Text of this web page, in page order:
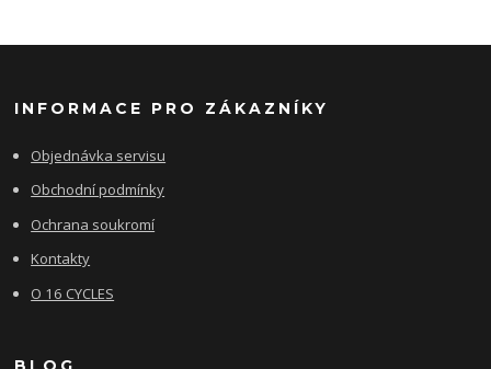
INFORMACE PRO ZÁKAZNÍKY
Objednávka servisu
Obchodní podmínky
Ochrana soukromí
Kontakty
O 16 CYCLES